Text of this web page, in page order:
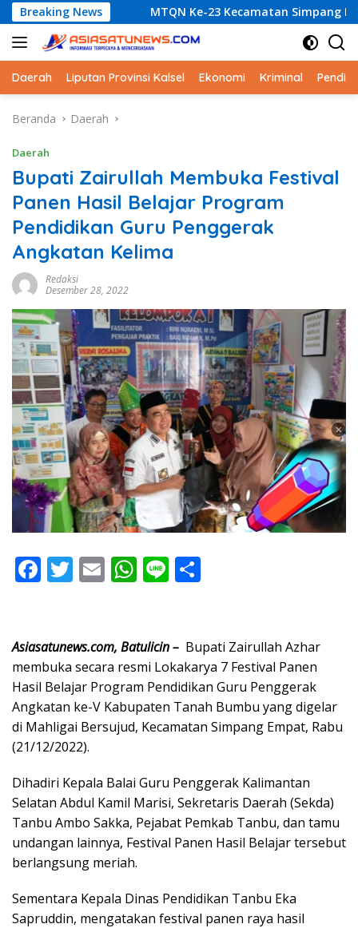
Langsung
ke
konten
Breaking News
MTQN Ke-23 Kecamatan Simpang Empat: Ikhtiar
Daerah Liputan Provinsi Kalsel Ekonomi Kriminal
Beranda Daerah
Daerah
Bupati Zairullah Membuka Festival
Panen Hasil Belajar Program
Pendidikan Guru Penggerak
Angkatan Kelima
Redaksi
Desember 28, 2022
F
ac
b
o
o
k
T
w
er
E
m
l
W
h
s
A
p
p
Li
n
e
Asiasatunews.com, Batulicin – Bupati Zairullah Azhar
membuka secara resmi Lokakarya 7 Festival Panen
Hasil Belajar Program Pendidikan Guru Penggerak
Angkatan ke-V Kabupaten Tanah Bumbu yang digelar
di Mahligai Bersujud, Kecamatan Simpang Empat, Rabu
(21/12/2022).
Dihadiri Kepala Balai Guru Penggerak Kalimantan
Selatan Abdul Kamil Marisi, Sekretaris Daerah (Sekda)
Tanbu Ambo Sakka, Pejabat Pemkab Tanbu, dan tamu
undangan lainnya, Festival Panen Hasil Belajar tersebut
berlangsung meriah.
Sementara Kepala Dinas Pendidikan Tanbu Eka
Sapruddin, mengatakan festival panen raya hasil